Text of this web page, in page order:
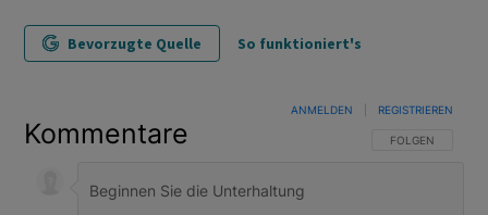
Bevorzugte Quelle So funktioniert's
Kommentare FOLGE DIESER
FOLGEN
ANMELDEN REGISTRIEREN